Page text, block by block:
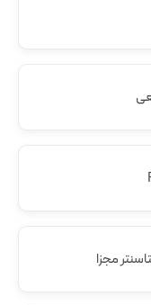
مجزا